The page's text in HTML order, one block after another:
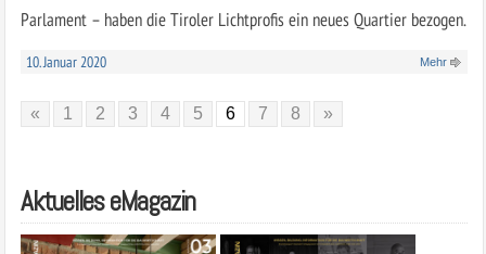
Parlament – haben die Tiroler Lichtprofis ein neues Quartier bezogen.
10. Januar 2020 Mehr
« 1 2 3 4 5 6 7 8 »
Aktuelles eMagazin